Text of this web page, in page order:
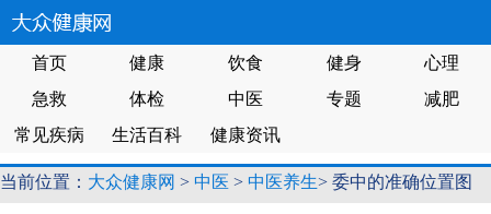
首页 健康 饮食 健身
心理
急救
体检 中医 专题
减肥
常见疾病
生活百科 健康资讯
当前位置： 大众健康网 > 中医 > 中医养生> 委中的准确位置图